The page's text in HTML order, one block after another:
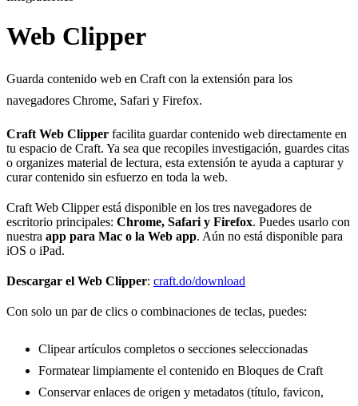
Web Clipper
Guarda contenido web en Craft con la extensión para los
navegadores Chrome, Safari y Firefox.
Craft Web Clipper facilita guardar contenido web directamente en
tu espacio de Craft. Ya sea que recopiles investigación, guardes citas
o organizes material de lectura, esta extensión te ayuda a capturar y
curar contenido sin esfuerzo en toda la web.
Craft Web Clipper está disponible en los tres navegadores de
escritorio principales: Chrome, Safari y Firefox. Puedes usarlo con
nuestra app para Mac o la Web app. Aún no está disponible para
iOS o iPad.
Descargar el Web Clipper: craft.do/download
Con solo un par de clics o combinaciones de teclas, puedes:
Clipear artículos completos o secciones seleccionadas
Formatear limpiamente el contenido en Bloques de Craft
Conservar enlaces de origen y metadatos (título, favicon,